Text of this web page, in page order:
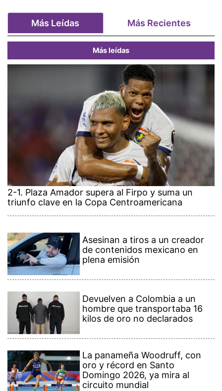
Más Leídas Más Recientes
Más leídas
2-1. Plaza Amador supera al Firpo y suma un
triunfo clave en la Copa Centroamericana
Asesinan a tiros a un creador
de contenidos mexicano en
plena emisión
Devuelven a Colombia a un
hombre que transportaba 16
kilos de oro no declarados
La panameña Woodruff, con
oro y récord en Santo
Domingo 2026, ya mira al
circuito mundial